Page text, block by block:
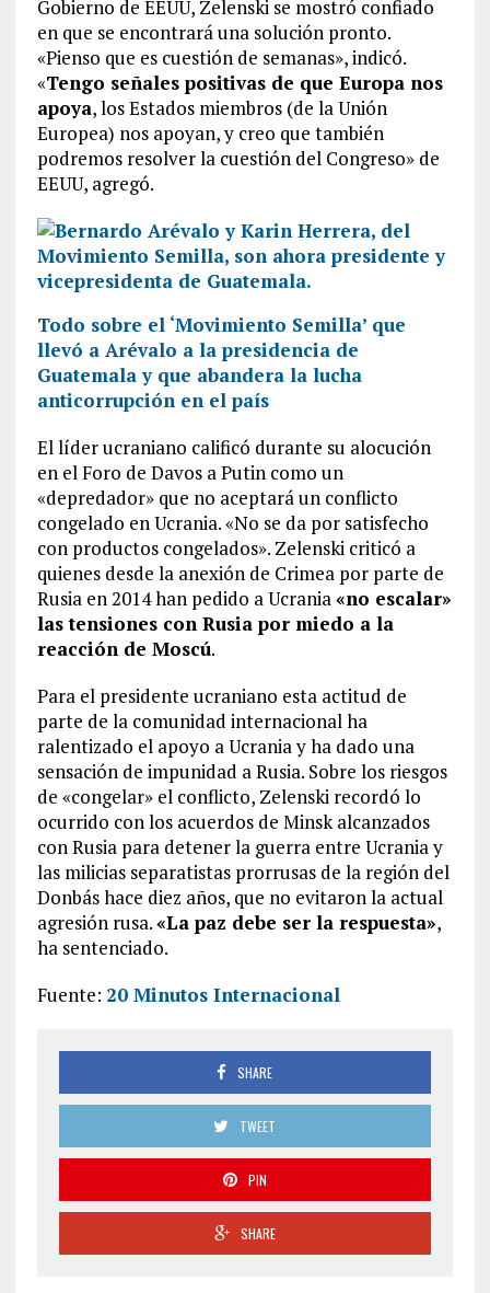
Gobierno de EEUU, Zelenski se mostró confiado
en que se encontrará una solución pronto.
«Pienso que es cuestión de semanas», indicó.
«Tengo señales positivas de que Europa nos
apoya, los Estados miembros (de la Unión
Europea) nos apoyan, y creo que también
podremos resolver la cuestión del Congreso» de
EEUU, agregó.
Todo sobre el ‘Movimiento Semilla’ que
llevó a Arévalo a la presidencia de
Guatemala y que abandera la lucha
anticorrupción en el país
El líder ucraniano calificó durante su alocución
en el Foro de Davos a Putin como un
«depredador» que no aceptará un conflicto
congelado en Ucrania. «No se da por satisfecho
con productos congelados». Zelenski criticó a
quienes desde la anexión de Crimea por parte de
Rusia en 2014 han pedido a Ucrania«no escalar»
las tensiones con Rusia por miedo a la
reacción de Moscú.
Para el presidente ucraniano esta actitud de
parte de la comunidad internacional ha
ralentizado el apoyo a Ucrania y ha dado una
sensación de impunidad a Rusia. Sobre los riesgos
de «congelar» el conflicto, Zelenski recordó lo
ocurrido con los acuerdos de Minsk alcanzados
con Rusia para detener la guerra entre Ucrania y
las milicias separatistas prorrusas de la región del
Donbás hace diez años, que no evitaron la actual
agresión rusa.«La paz debe ser la respuesta»,
ha sentenciado.
Fuente: 20 Minutos Internacional
SHARE
TWEET
PIN
SHARE